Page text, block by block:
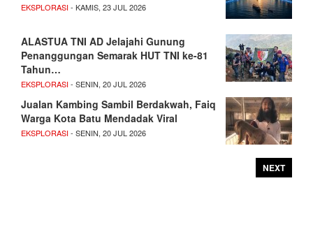
EKSPLORASI- KAMIS, 23 JUL 2026
ALASTUA TNI AD Jelajahi Gunung
Penanggungan Semarak HUT TNI ke-81
Tahun…
EKSPLORASI- SENIN, 20 JUL 2026
Jualan Kambing Sambil Berdakwah, Faiq
Warga Kota Batu Mendadak Viral
EKSPLORASI- SENIN, 20 JUL 2026
NEXT